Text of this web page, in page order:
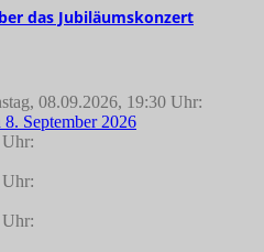
das Jubiläumskonzert
08.09.2026, 19:30 Uhr:
September 2026